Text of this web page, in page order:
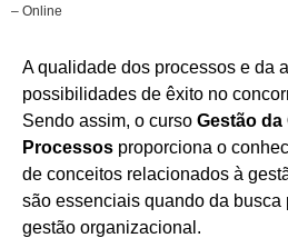
– Online
A qualidade dos processos e da
possibilidades de êxito no
Sendo assim, o curso Gestão da
Processos proporciona o
de conceitos relacionados à
são essenciais quando da busca
gestão organizacional.